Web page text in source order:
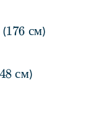
176
176 см)
см)